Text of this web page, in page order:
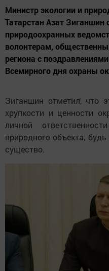
Министр экологии и
Татарстан Азат Зиганшин
природоохранных
волонтерам,
региона с
Всемирного дня охраны
Зиганшин отметил, что
хрупкости и ценности
личной
природного объекта,
существо.